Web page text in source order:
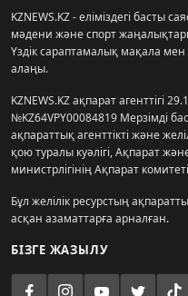
KZNEWS.KZ - еліміздегі басты
мәдени және спорт
Үздік сараптамалық мақала
алаңы.
KZNEWS.KZ ақпарат агенттігі
№KZ64VPY00084819 Мерзімді
ақпараттық агенттікті және
қою туралы куәлігі, Ақпарат
министрлігінің Ақпарат
Бұл желілік ресурстың
асқан азаматтарға арналған.
БІЗГЕ ЖАЗЫЛУ